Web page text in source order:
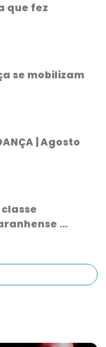
que fez
se mobilizam
| Agosto
...